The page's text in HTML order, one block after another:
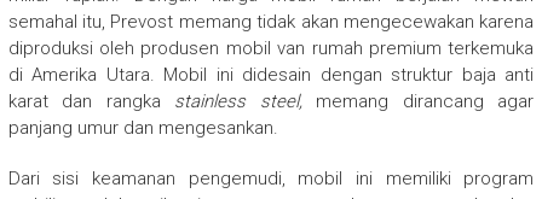
semahal itu, Prevost memang tidak akan mengecewakan karena
diproduksi oleh produsen mobil van rumah premium terkemuka
di Amerika Utara. Mobil ini didesain dengan struktur baja anti
karat dan rangka stainless steel,memang dirancang agar
panjang umur dan mengesankan.
Dari sisi keamanan pengemudi, mobil ini memiliki program